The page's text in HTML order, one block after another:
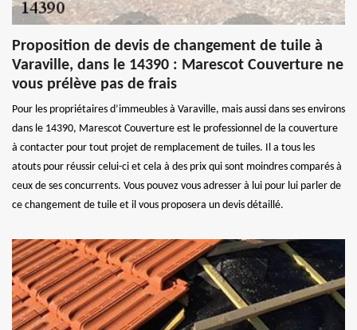
Proposition de devis de changement de tuile à
Varaville, dans le 14390 : Marescot Couverture ne
vous prélève pas de frais
Pour les propriétaires d’immeubles à Varaville, mais aussi dans ses environs
dans le 14390, Marescot Couverture est le professionnel de la couverture
à contacter pour tout projet de remplacement de tuiles. Il a tous les
atouts pour réussir celui-ci et cela à des prix qui sont moindres comparés à
ceux de ses concurrents. Vous pouvez vous adresser à lui pour lui parler de
ce changement de tuile et il vous proposera un devis détaillé.